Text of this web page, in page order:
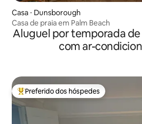
Casa ⋅ Dunsborough
Casa de praia em Palm Beach
Aluguel por temporada
com ar-
Entre os melhores preferidos dos
Preferido dos hóspedes